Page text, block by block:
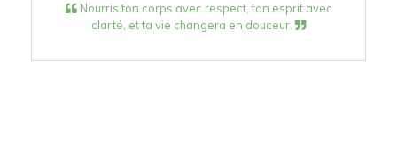
Nourris ton corps avec respect, ton esprit avec
clarté, et ta vie changera en douceur.